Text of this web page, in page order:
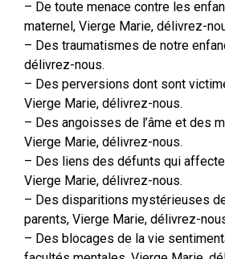
– De toute menace contre les
maternel, Vierge Marie, délivrez-
– Des traumatismes de notre
délivrez-nous.
– Des perversions dont sont
Vierge Marie, délivrez-nous.
– Des angoisses de l’âme et des
Vierge Marie, délivrez-nous.
– Des liens des défunts qui
Vierge Marie, délivrez-nous.
– Des disparitions mystérieuses
parents, Vierge Marie, délivrez-
– Des blocages de la vie